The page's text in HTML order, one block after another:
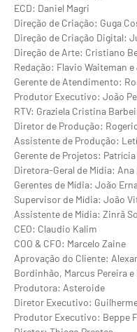
ECD: Daniel Magri
Direção de Criação: Guga
Direção de Criação Digital:
Direção de Arte: Cristiano
Redação: Flavio Waiteman e
Gerente de Atendimento:
Produtor Executivo: João
RTV: Graziela Cristina
Diretor de Produção:
Assistente de Produção:
Gerente de Projetos:
Diretora-Geral de Mídia: Ana
Gerentes de Mídia: João
Supervisor de Mídia: João
Assistente de Mídia: Zinrã
CEO: Claudio Kalim
COO & CFO: Marcelo Zaine
Aprovação do Cliente:
Bordinhão, Marcus Pereira
Produtora: Asteroide
Diretor Executivo:
Produtor Executivo: Beppe